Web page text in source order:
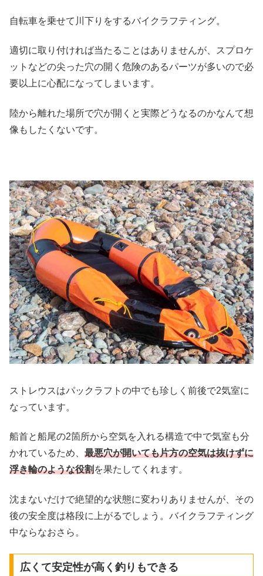
自転車を乗せて川下りをするバイクラフティング。
適切に取り付ければ当たることはありませんが、スプロケ
ットなどの尖った穴の開く危険のあるパーツが多いので必
要以上に心配になってしまいます。
陸から離れた場所で穴が開くと実際どうなるのかなんて想
像もしたくないです。
ストレウスはパックラフトの中でも珍しく前後で2気室に
なっています。
船首と船尾の2箇所から空気を入れる構造で中で気室も分
かれているため、 最悪穴が開いても片方の空気は抜けずに
浮き輪のような役割 を果たしてくれます。
沈まないだけで絶望的な状態に変わりありませんが、その
後の安全度は格段に上がるでしょう。バイクラフティング
中ならなおさら。
広くて安定性が高く釣りもできる